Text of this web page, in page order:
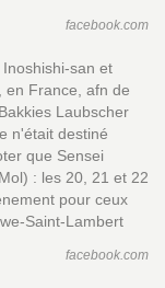
facebook.com
san et
en France, afn de
Laubscher
n'était destiné
que Sensei
: les 20, 21 et 22
pour ceux
Saint-Lambert
facebook.com